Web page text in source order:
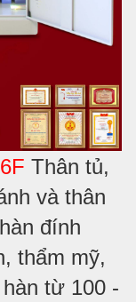
Thân tủ,
và thân
đính
thẩm mỹ,
từ 100 -